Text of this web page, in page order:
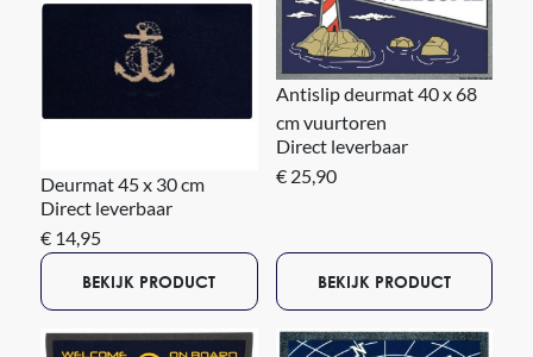
Deurmat 45 x 30 cm
Direct leverbaar
€ 14,95
BEKIJK PRODUCT
Antislip deurmat 40 x 68
cm vuurtoren
Direct leverbaar
€ 25,90
BEKIJK PRODUCT